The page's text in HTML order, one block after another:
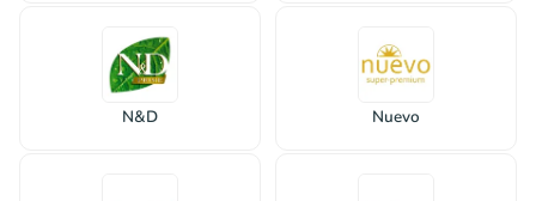
N&D Nuevo